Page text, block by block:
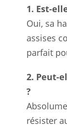
1. Est-
Oui, sa
assises
parfait
2. Peut-
?
résister